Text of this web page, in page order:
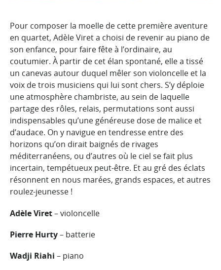
Pour composer la moelle de cette première aventure
en quartet, Adèle Viret a choisi de revenir au piano de
son enfance, pour faire fête à l’ordinaire, au
coutumier. À partir de cet élan spontané, elle a tissé
un canevas autour duquel mêler son violoncelle et la
voix de trois musiciens qui lui sont chers. S’y déploie
une atmosphère chambriste, au sein de laquelle
partage des rôles, relais, permutations sont aussi
indispensables qu’une généreuse dose de malice et
d’audace. On y navigue en tendresse entre des
horizons qu’on dirait baignés de rivages
méditerranéens, ou d’autres où le ciel se fait plus
incertain, tempétueux peut-être. Et au gré des éclats
résonnent en nous marées, grands espaces, et autres
roulez-jeunesse !
Adèle Viret– violoncelle
Pierre Hurty– batterie
Wadji Riahi – piano